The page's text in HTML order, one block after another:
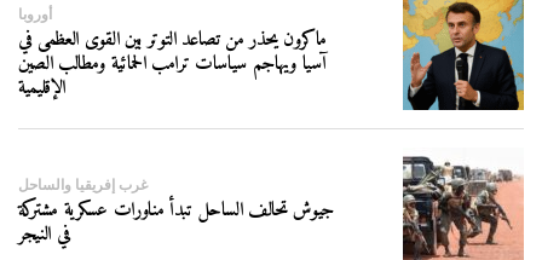
أوروبا
ماكرون يحذر من تصاعد التوتر بين القوى العظمى في
آسيا ويهاجم سياسات ترامب الحمائية ومطالب الصين
الإقليمية
غرب إفريقيا والساحل
جيوش تحالف الساحل تبدأ مناورات عسكرية مشتركة
في النيجر